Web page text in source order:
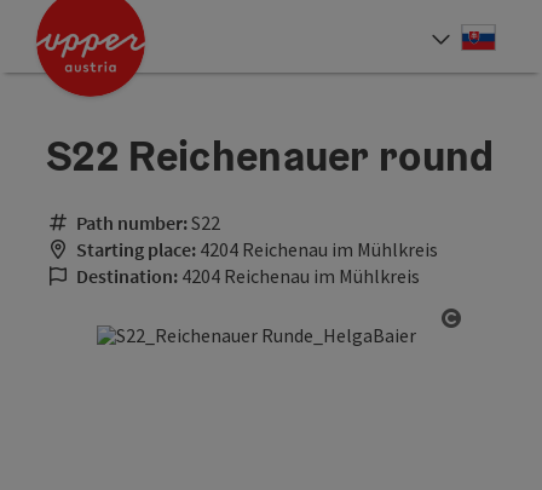
Accesskey
Accesskey
S22 Reichenauer round
Path number:S22
Starting place: 4204 Reichenau im Mühlkreis
Destination: 4204 Reichenau im Mühlkreis